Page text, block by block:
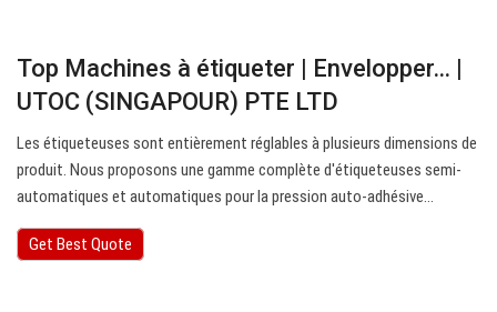
Top Machines à étiqueter | Envelopper… |
UTOC (SINGAPOUR) PTE LTD
Les étiqueteuses sont entièrement réglables à plusieurs dimensions de
produit. Nous proposons une gamme complète d'étiqueteuses semi-
automatiques et automatiques pour la pression auto-adhésive…
Get Best Quote